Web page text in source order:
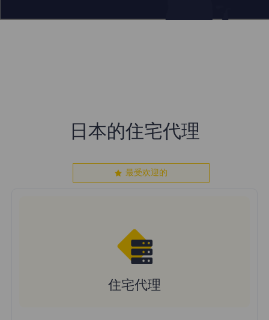
日本的住宅代理
最受欢迎的
住宅代理